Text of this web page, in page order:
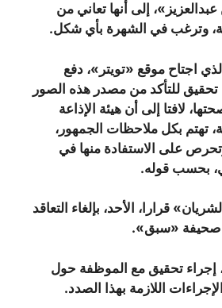
إلى أنها تعاني من
وترغب في الشهرة بأي شكل.
اجتاح موقع «تويتر»، دفع
تحقيق للتأكد من مصدر هذه الصور
لافتا إلى أن هيئة الإذاعة
تهتم بكل ملاحظات الجمهور،
على الاستفادة منها في
بحسب قوله.
قرارا، الأحد، بإلغاء التعاقد
صحيفة «سبق».
إجراء تحقيق مع الموظفة حول
الإجراءات اللازمة بهذا الصدد.